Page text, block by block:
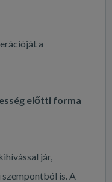
a
előtti forma
jár,
is. A